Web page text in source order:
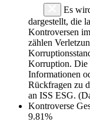
Es
dargestellt, die
Kontroversen
zählen
Korruption. Die
Informationen
Rückfragen zu
an ISS ESG.
Kontroverse
9.81%